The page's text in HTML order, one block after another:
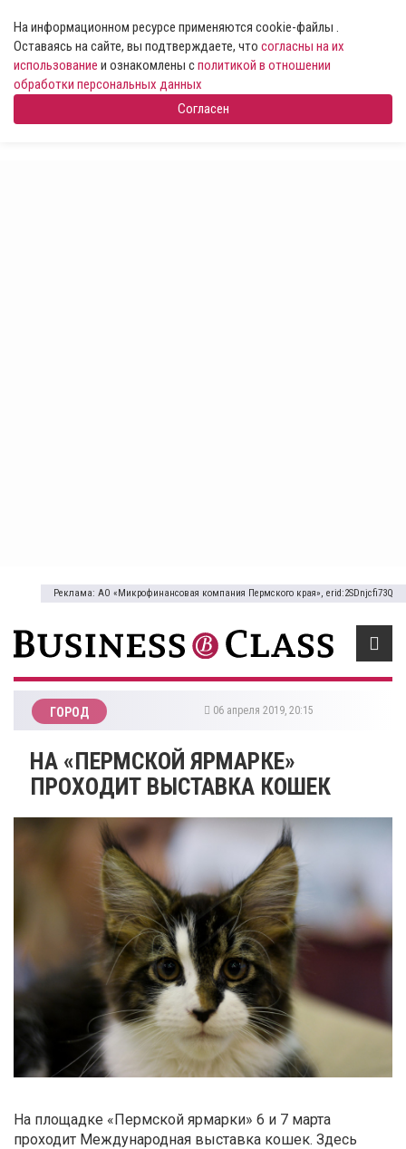
На информационном ресурсе применяются cookie-файлы .
Оставаясь на сайте, вы подтверждаете, что согласны на их
использование и ознакомлены сполитикой в отношении
обработки персональных данных
Согласен
Реклама: АО «Микрофинансовая компания Пермского края», erid:2SDnjcfi73Q
ГОРОД 06 апреля 2019, 20:15
​НА «ПЕРМСКОЙ ЯРМАРКЕ»
ПРОХОДИТ ВЫСТАВКА КОШЕК
На площадке «Пермской ярмарки» 6 и 7 марта
проходит Международная выставка кошек. Здесь